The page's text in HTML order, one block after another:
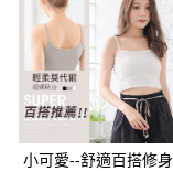
LINE Pay
Apple Pay
街口支付
悠遊付
小可愛--舒適百搭修身